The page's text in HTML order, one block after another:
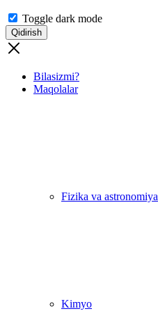
Toggle dark mode
Qidirish
Bilasizmi?
Maqolalar
Fizika va astronomiya
Kimyo